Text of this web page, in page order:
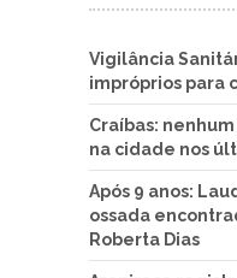
Vigilância
impróprios para
Craíbas:
na cidade nos
Após 9 anos:
ossada
Roberta Dias